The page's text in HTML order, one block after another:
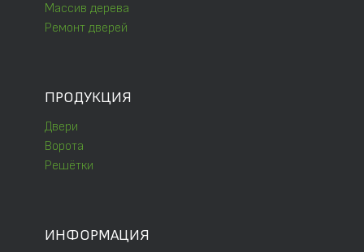
Массив дерева
Ремонт дверей
ПРОДУКЦИЯ
Двери
Ворота
Решётки
ИНФОРМАЦИЯ